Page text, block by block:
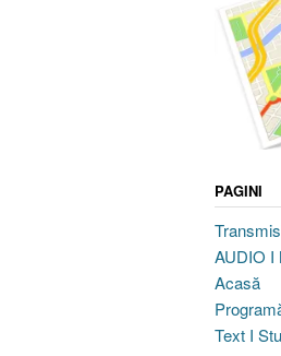
PAGINI
AUDIO I
Acasă
Text I